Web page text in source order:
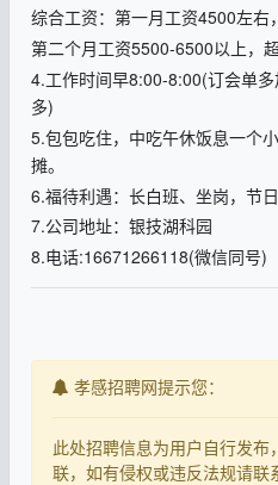
综合工‬资：第一月工资4500左右，
第二个‬月工资5500-6500以上，
4.工作时‬间早8:00-8:00(订会单‬
多)
5.包包吃‬住，中吃午休饭‬息一个
摊。
6.福待利遇：长白班、坐岗，节
7.公司地‬址：银技湖‬科园
8.电话:16671266118(微信同号)
孝感招聘网提示您：
此处招聘信息为用户自行发
联，如有侵权或违反法规请联